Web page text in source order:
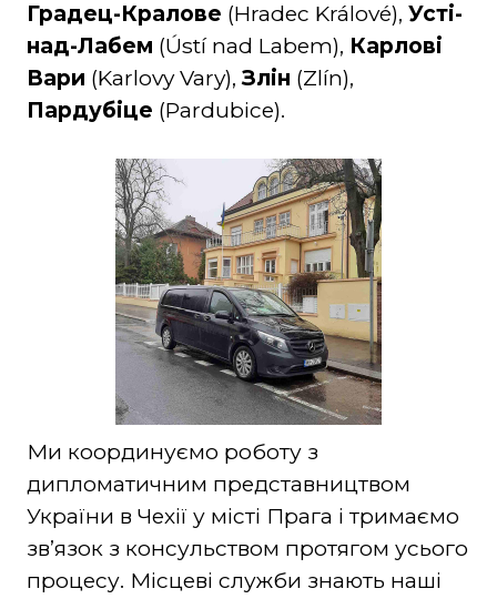
Градец-Кралове (Hradec Králové), Усті-
над-Лабем (Ústí nad Labem), Карлові
Вари (Karlovy Vary),Злін (Zlín),
Пардубіце (Pardubice).
Ми координуємо роботу з
дипломатичним представництвом
України в Чехії у місті Прага і тримаємо
звʼязок з консульством протягом усього
процесу. Місцеві служби знають наші